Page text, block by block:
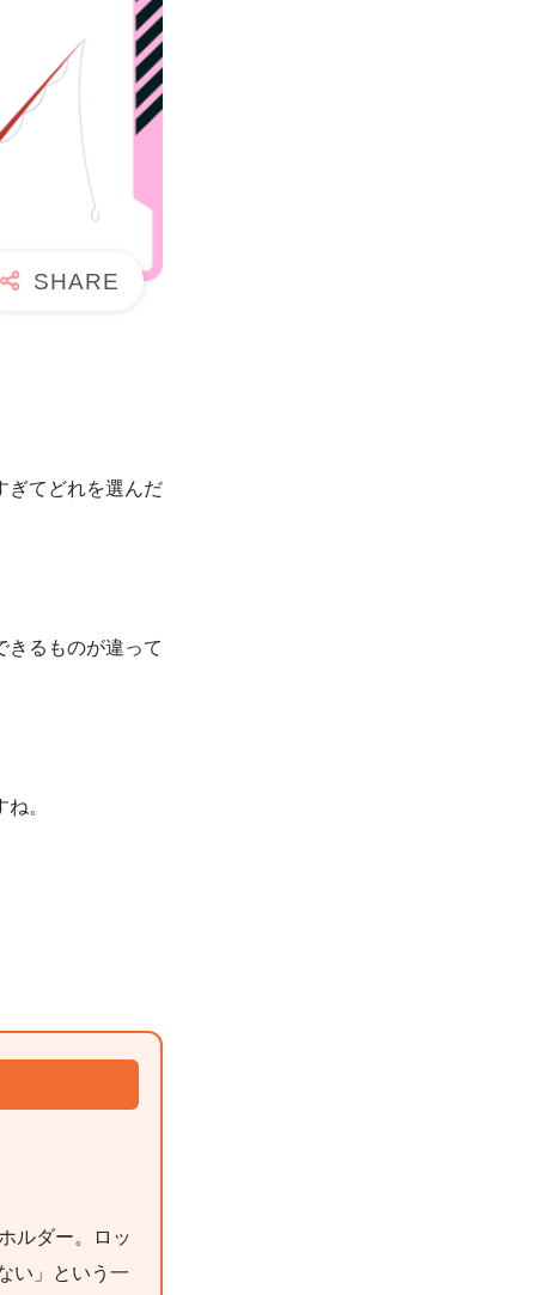
ぎてどれを選んだ
きるものが違って
。
ルダー。ロッ
い」という一